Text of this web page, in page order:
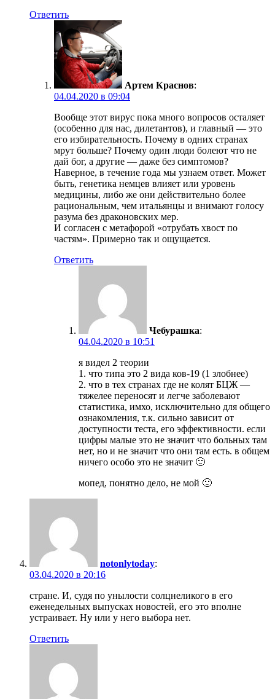
Ответить
Артем Краснов:
04.04.2020 в 09:04
Вообще этот вирус пока много вопросов осталяет
(особенно для нас, дилетантов), и главный — это
его избирательность. Почему в одних странах
мрут больше? Почему один люди болеют что не
дай бог, а другие — даже без симптомов?
Наверное, в течение года мы узнаем ответ. Может
быть, генетика немцев влияет или уровень
медицины, либо же они действительно более
рациональным, чем итальянцы и внимают голосу
разума без драконовских мер.
И согласен с метафорой «отрубать хвост по
частям». Примерно так и ощущается.
Ответить
Чебурашка:
04.04.2020 в 10:51
я видел 2 теории
1. что типа это 2 вида ков-19 (1 злобнее)
2. что в тех странах где не колят БЦЖ —
тяжелее переносят и легче заболевают
статистика, имхо, исключительно для общего
ознакомления, т.к. сильно зависит от
доступности теста, его эффективности. если
цифры малые это не значит что больных там
нет, но и не значит что они там есть. в общем
ничего особо это не значит 🙂
мопед, понятно дело, не мой 🙂
notonlytoday:
03.04.2020 в 20:16
стране. И, судя по унылости солцнеликого в его
еженедельных выпусках новостей, его это вполне
устраивает. Ну или у него выбора нет.
Ответить